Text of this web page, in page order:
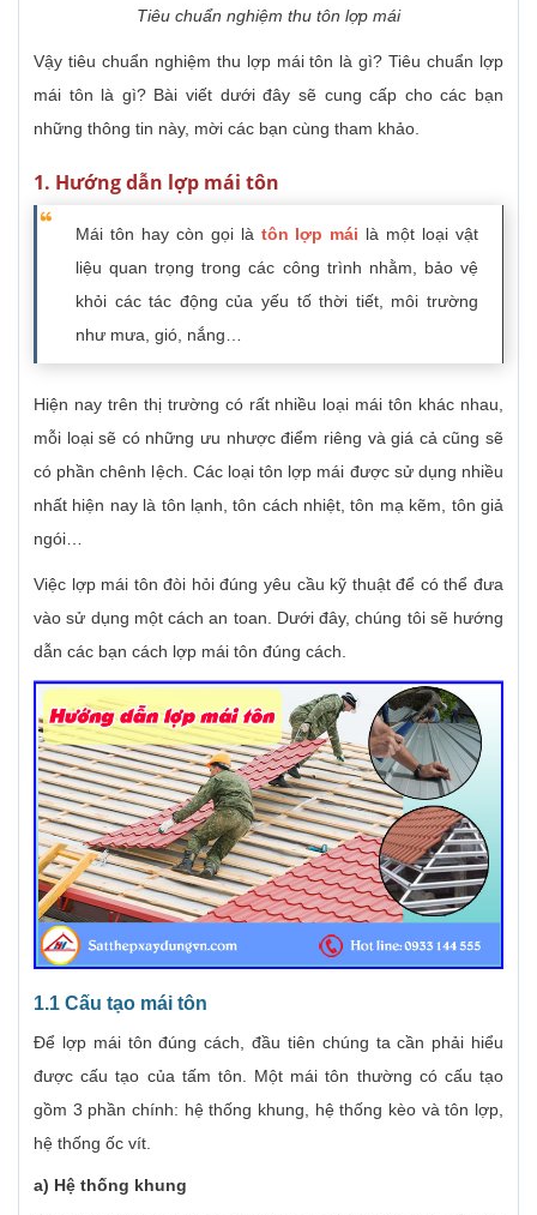
Tiêu chuẩn nghiệm thu tôn lợp mái
Vậy tiêu chuẩn nghiệm thu lợp mái tôn là gì? Tiêu chuẩn lợp
mái tôn là gì? Bài viết dưới đây sẽ cung cấp cho các bạn
những thông tin này, mời các bạn cùng tham khảo.
1. Hướng dẫn lợp mái tôn
Mái tôn hay còn gọi là tôn lợp mái là một loại vật
liệu quan trọng trong các công trình nhằm, bảo vệ
khỏi các tác động của yếu tố thời tiết, môi trường
như mưa, gió, nắng…
Hiện nay trên thị trường có rất nhiều loại mái tôn khác nhau,
mỗi loại sẽ có những ưu nhược điểm riêng và giá cả cũng sẽ
có phần chênh lệch. Các loại tôn lợp mái được sử dụng nhiều
nhất hiện nay là tôn lạnh, tôn cách nhiệt, tôn mạ kẽm, tôn giả
ngói…
Việc lợp mái tôn đòi hỏi đúng yêu cầu kỹ thuật để có thể đưa
vào sử dụng một cách an toan. Dưới đây, chúng tôi sẽ hướng
dẫn các bạn cách lợp mái tôn đúng cách.
1.1 Cấu tạo mái tôn
Để lợp mái tôn đúng cách, đầu tiên chúng ta cần phải hiểu
được cấu tạo của tấm tôn. Một mái tôn thường có cấu tạo
gồm 3 phần chính: hệ thống khung, hệ thống kèo và tôn lợp,
hệ thống ốc vít.
a) Hệ thống khung